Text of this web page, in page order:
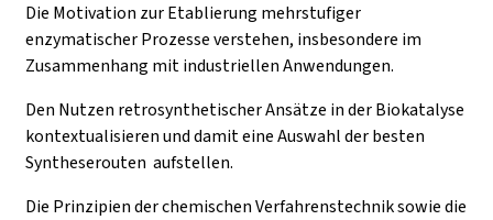
Die Motivation zur Etablierung mehrstufiger
enzymatischer Prozesse verstehen, insbesondere im
Zusammenhang mit industriellen Anwendungen.
Den Nutzen retrosynthetischer Ansätze in der Biokatalyse
kontextualisieren und damit eine Auswahl der besten
Syntheserouten aufstellen.
Die Prinzipien der chemischen Verfahrenstechnik sowie die